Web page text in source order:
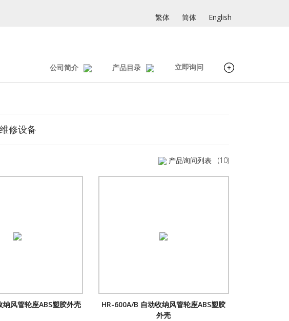
繁体 简体 English
公司简介 产品目录 立即询问
维修设备
产品询问列表 (10)
纳风管轮座ABS塑胶外壳
HR-600A/B 自动收纳风管轮座ABS塑胶
外壳